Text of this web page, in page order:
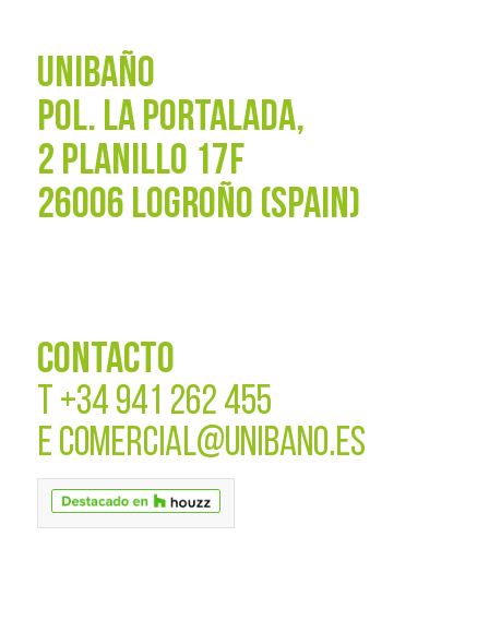
UNIBAÑO
POL. La Portalada,
2 PLANILLO 17F
26006 LOGROÑO (SPAIN)
CONTACTO
T +34 941 262 455
E COMERCIAL@UNIBANO.ES